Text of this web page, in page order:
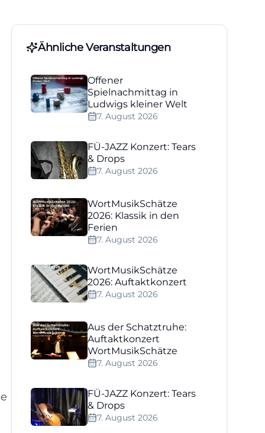
Ähnliche Veranstaltungen
Offener
Spielnachmittag in
Ludwigs kleiner Welt
7. August 2026
FÜ-JAZZ Konzert: Tears
& Drops
7. August 2026
WortMusikSchätze
2026: Klassik in den
Ferien
7. August 2026
WortMusikSchätze
2026: Auftaktkonzert
7. August 2026
Aus der Schatztruhe:
Auftaktkonzert
WortMusikSchätze
7. August 2026
FÜ-JAZZ Konzert: Tears
& Drops
7. August 2026